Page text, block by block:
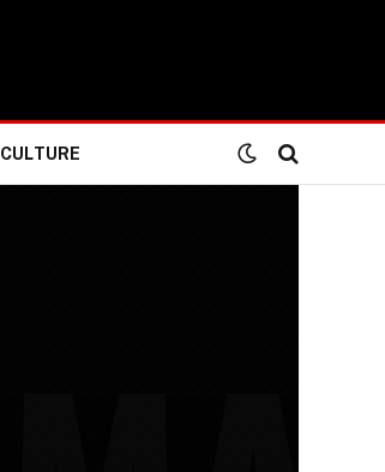
CULTURE